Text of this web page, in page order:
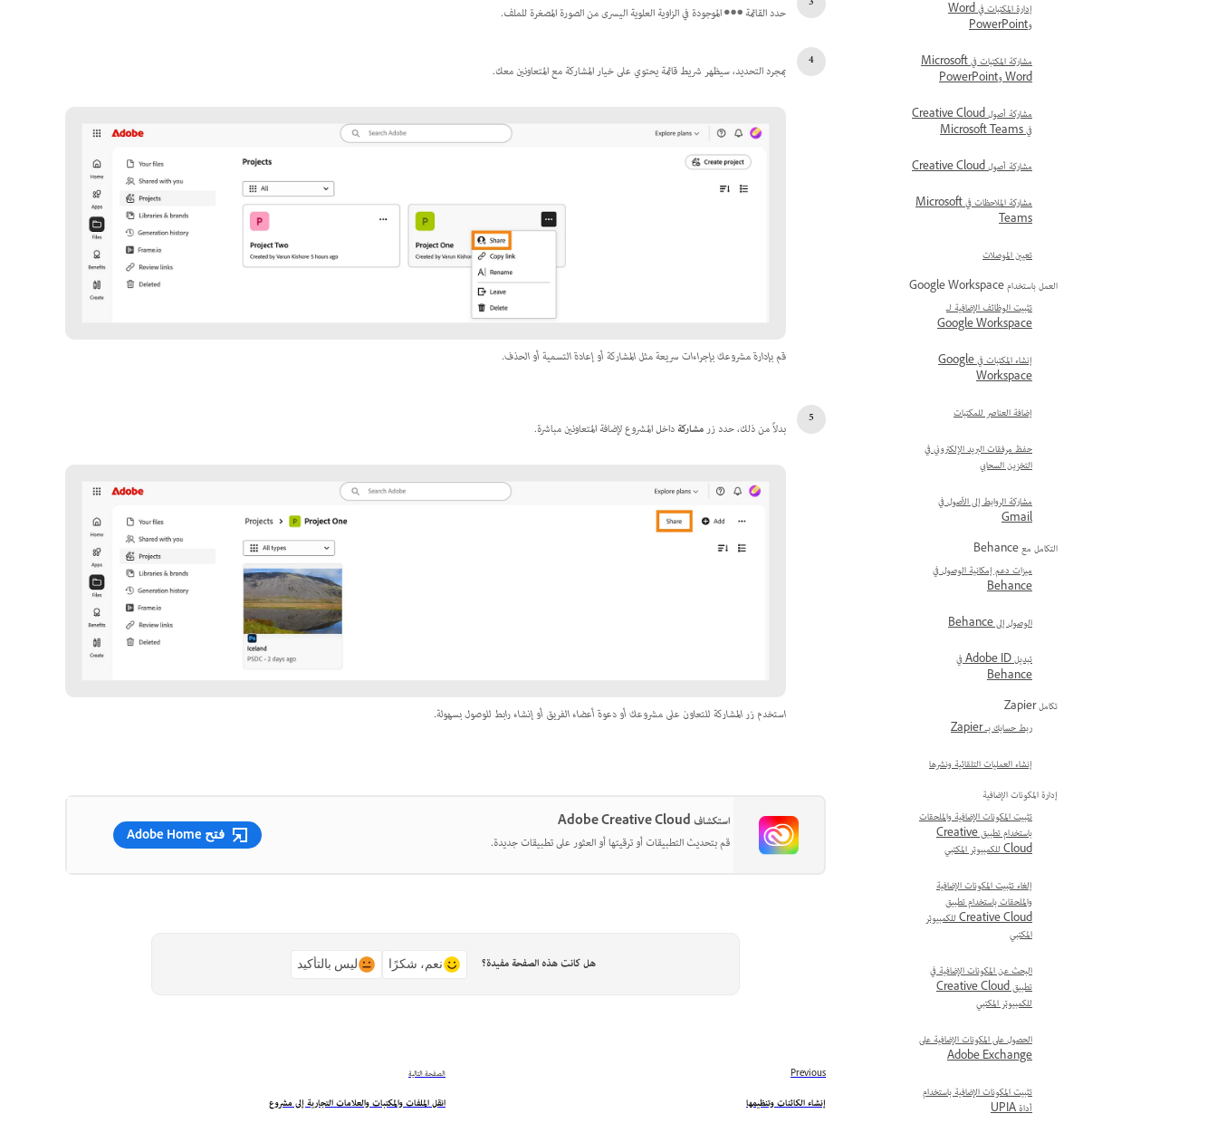
إدارة المكتبات في Word
وPowerPoint
مشاركة المكتبات في Microsoft
Word وPowerPoint
مشاركة أصول Creative Cloud
في Microsoft Teams
مشاركة أصول Creative Cloud
مشاركة الملاحظات في Microsoft
Teams
تعيين الموصلات
العمل باستخدام Google Workspace‬
تثبيت الوظائف الإضافية لـ
Google Workspace
إنشاء المكتبات في Google
Workspace
إضافة العناصر للمكتبات
حفظ مرفقات البريد الإلكتروني في
التخزين السحابي
مشاركة الروابط إلى الأصول في
Gmail
التكامل مع Behance
ميزات دعم إمكانية الوصول في
Behance
الوصول إلى Behance
تبديل Adobe ID في
Behance
تكامل Zapier
ربط حسابك بـ Zapier
إنشاء العمليات التلقائية ونشرها
إدارة المكونات الإضافية
تثبيت المكونات الإضافية والملحقات
باستخدام تطبيق Creative
Cloud للكمبيوتر المكتبي
إلغاء تثبيت المكونات الإضافية
والملحقات باستخدام تطبيق
Creative Cloud للكمبيوتر
المكتبي
البحث عن المكونات الإضافية في
تطبيق Creative Cloud
للكمبيوتر المكتبي
الحصول على المكونات الإضافية على
Adobe Exchange
تثبيت المكونات الإضافية باستخدام
أداة UPIA
حدد القائمة الموجودة في الزاوية العلوية اليسرى من الصورة المصغرة للملف.
بمجرد التحديد، سيظهر شريط قائمة يحتوي على خيار المشاركة مع المتعاونين معك.
قم بإدارة مشروعك بإجراءات سريعة مثل المشاركة أو إعادة التسمية أو الحذف.
بدلاً من ذلك، حدد زرمشاركةداخل المشروع لإضافة المتعاونين مباشرة.
استخدم زر المشاركة للتعاون على مشروعك أو دعوة أعضاء الفريق أو إنشاء رابط للوصول بسهولة.
استكشاف Adobe Creative Cloud
قم بتحديث التطبيقات أو ترقيتها أو العثور على تطبيقات جديدة.
فتح Adobe Home
هل كانت هذه الصفحة مفيدة؟ نعم، شكرًا ليس بالتأكيد
Previous
إنشاء الكائنات وتنظيمها
الصفحة التالية
انقل الملفات والمكتبات والعلامات التجارية إلى مشروع